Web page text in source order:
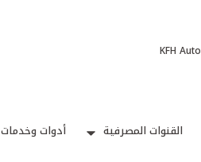
KFH Auto
القنوات المصرفية أدوات وخدمات